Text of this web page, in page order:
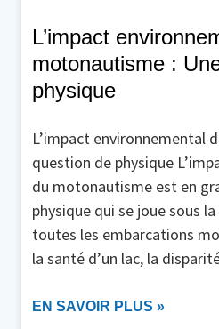
L’impact
motonautisme :
physique
L’impact environnemental
question de physique
du motonautisme est en
physique qui se joue sous
toutes les embarcations
la santé d’un lac, la
EN SAVOIR PLUS »